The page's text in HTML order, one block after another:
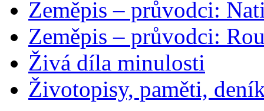
Zeměpis – průvodci:
Zeměpis – průvodci:
Živá díla minulosti
Životopisy, paměti,